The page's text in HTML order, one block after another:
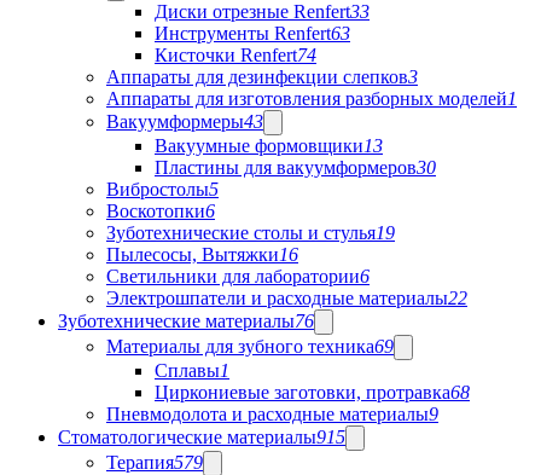
Диски отрезные Renfert33
Инструменты Renfert63
Кисточки Renfert74
Аппараты для дезинфекции слепков3
Аппараты для изготовления разборных моделей1
Вакуумформеры43
Вакуумные формовщики13
Пластины для вакуумформеров30
Вибростолы5
Воскотопки6
Зуботехнические столы и стулья19
Пылесосы, Вытяжки16
Светильники для лаборатории6
Электрошпатели и расходные материалы22
Зуботехнические материалы76
Материалы для зубного техника69
Сплавы1
Циркониевые заготовки, протравка68
Пневмодолота и расходные материалы9
Стоматологические материалы915
Терапия579